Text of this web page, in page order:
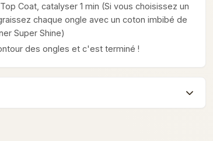
Coat, catalyser 1 min (Si vous choisissez un
chaque ongle avec un coton imbibé de
Super Shine)
des ongles et c'est terminé !